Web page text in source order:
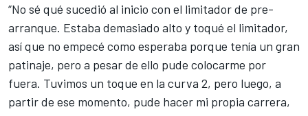
“No sé qué sucedió al inicio con el limitador de pre-
arranque. Estaba demasiado alto y toqué el limitador,
así que no empecé como esperaba porque tenía un gran
patinaje, pero a pesar de ello pude colocarme por
fuera. Tuvimos un toque en la curva 2, pero luego, a
partir de ese momento, pude hacer mi propia carrera,